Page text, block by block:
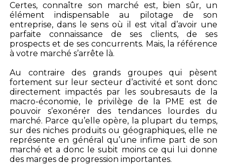
Certes, connaître son marché est, bien sûr, un
élément indispensable au pilotage de son
entreprise, dans le sens où il est vital d’avoir une
parfaite connaissance de ses clients, de ses
prospects et de ses concurrents. Mais, la référence
à votre marché s’arrête là.
Au contraire des grands groupes qui pèsent
fortement sur leur secteur d’activité et sont donc
directement impactés par les soubresauts de la
macro-économie, le privilège de la PME est de
pouvoir s’exonérer des tendances lourdes du
marché. Parce qu’elle opère, la plupart du temps,
sur des niches produits ou géographiques, elle ne
représente en général qu’une infime part de son
marché et a donc le subit moins ce qui lui donne
des marges de progression importantes.